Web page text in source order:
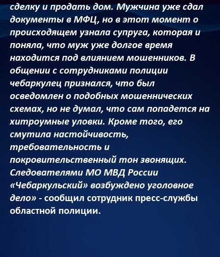
сделку и продать дом. Мужчина уже сдал
документы в МФЦ, но в этот момент о
происходящем узнала супруга, которая и
поняла, что муж уже долгое время
находится под влиянием мошенников. В
общении с сотрудниками полиции
чебаркулец признался, что был
осведомлен о подобных мошеннических
схемах, но не думал, что сам попадется на
хитроумные уловки. Кроме того, его
смутила настойчивость,
требовательность и
покровительственный тон звонящих.
Следователями МО МВД России
«Чебаркульский» возбуждено уголовное
дело» - сообщил сотрудник пресс-службы
областной полиции.